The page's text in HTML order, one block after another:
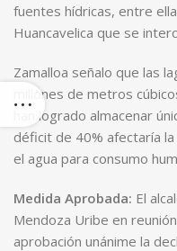
fuentes hídricas, entre
Huancavelica que se
Zamalloa señalo que las
millones de metros
han logrado almacenar
déficit de 40% afectaría
el agua para consumo
Medida Aprobada: El
Mendoza Uribe en
aprobación unánime la